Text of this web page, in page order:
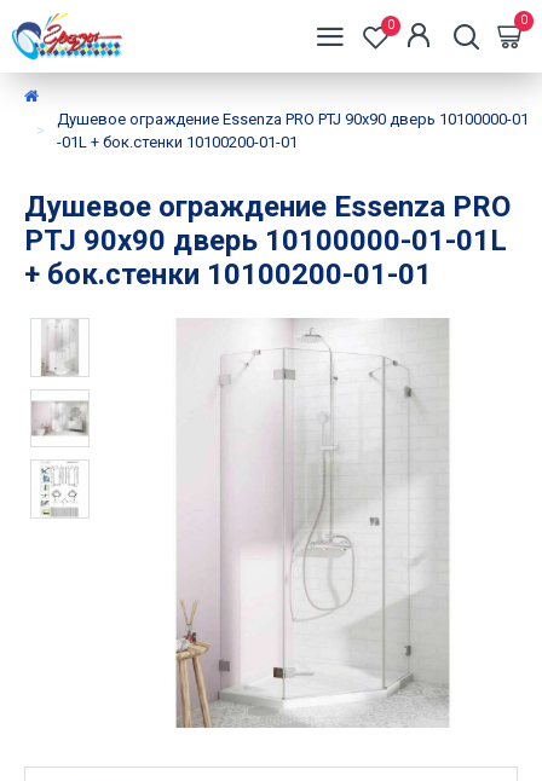
0 0
Душевое ограждение Essenza PRO PTJ 90х90 дверь 10100000-01
-01L + бок.стенки 10100200-01-01
Душевое ограждение Essenza PRO
PTJ 90х90 дверь 10100000-01-01L
+ бок.стенки 10100200-01-01